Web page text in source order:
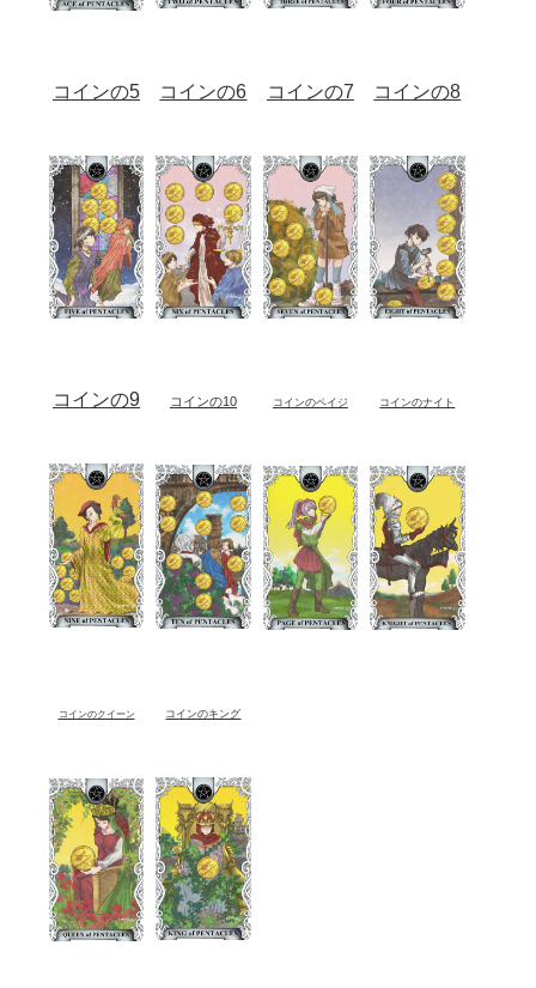
コインの5 コインの6 コインの7 コインの8
コインの9 コインの10 コインのペイジ コインのナイト
コインのクイーン コインのキング